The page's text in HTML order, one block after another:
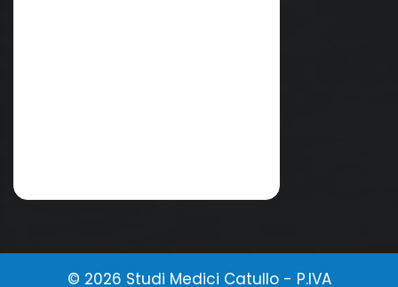
© 2026 Studi Medici Catullo - P.IVA